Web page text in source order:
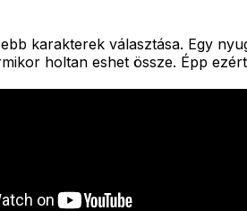
karakterek választása. Egy
holtan eshet össze. Épp